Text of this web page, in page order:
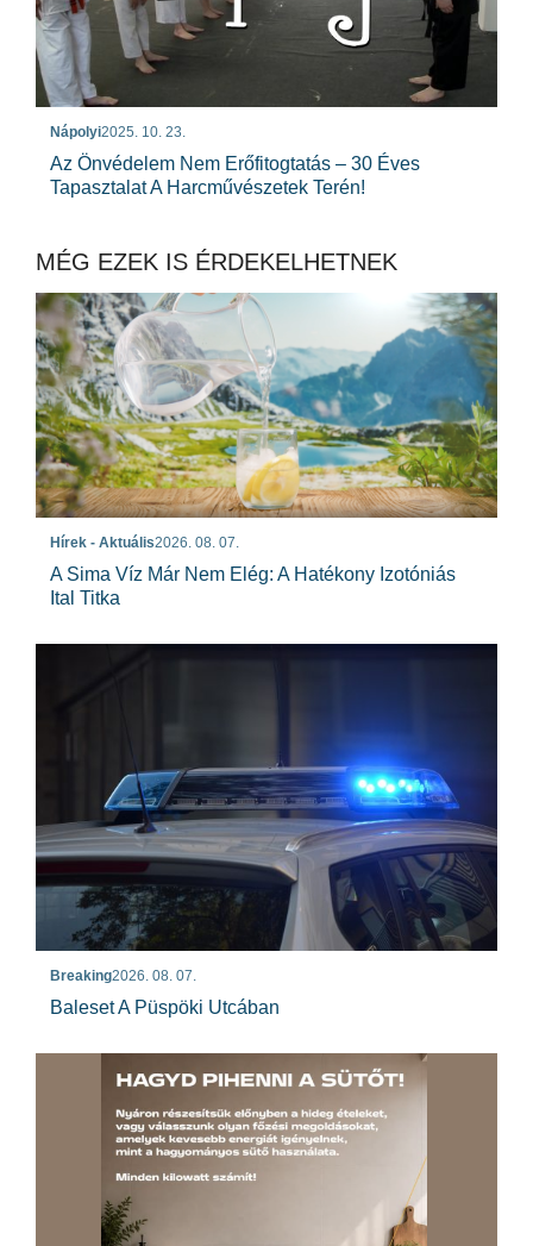
Nápolyi2025. 10. 23.
Az Önvédelem Nem Erőfitogtatás – 30 Éves
Tapasztalat A Harcművészetek Terén!
MÉG EZEK IS ÉRDEKELHETNEK
Hírek - Aktuális2026. 08. 07.
A Sima Víz Már Nem Elég: A Hatékony Izotóniás
Ital Titka
Breaking2026. 08. 07.
Baleset A Püspöki Utcában